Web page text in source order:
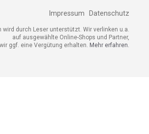
Impressum Datenschutz
wird durch Leser unterstützt. Wir verlinken u.a.
auf ausgewählte Online-Shops und Partner,
ggf. eine Vergütung erhalten. Mehr erfahren.